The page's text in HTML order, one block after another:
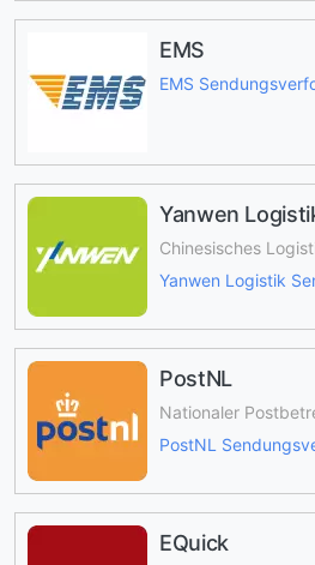
EMS
EMS
Yanwen
Chinesisches
Yanwen Logistik
PostNL
Nationaler
PostNL
EQuick